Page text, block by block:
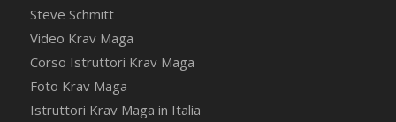
Steve Schmitt
Video Krav Maga
Corso Istruttori Krav Maga
Foto Krav Maga
Istruttori Krav Maga in Italia